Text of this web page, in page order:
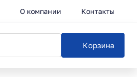
О компании Контакты
Корзина